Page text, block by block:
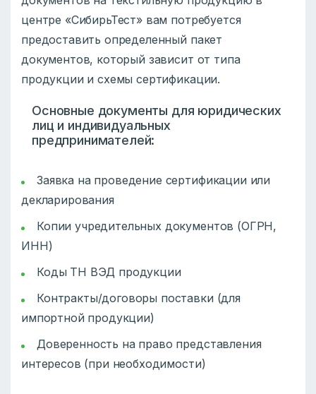
центре «СибирьТест» вам потребуется
предоставить определенный пакет
документов, который зависит от типа
продукции и схемы сертификации.
Основные документы для юридических
лиц и индивидуальных
предпринимателей:
Заявка на проведение сертификации или
декларирования
Копии учредительных документов (ОГРН,
ИНН)
Коды ТН ВЭД продукции
Контракты/договоры поставки (для
импортной продукции)
Доверенность на право представления
интересов (при необходимости)